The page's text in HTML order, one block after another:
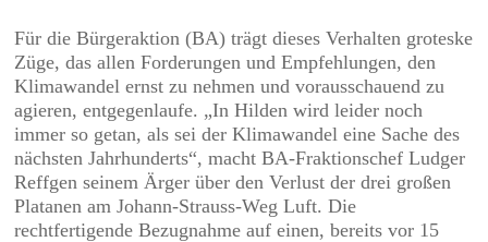
Für die Bürgeraktion (BA) trägt dieses Verhalten groteske
Züge, das allen Forderungen und Empfehlungen, den
Klimawandel ernst zu nehmen und vorausschauend zu
agieren, entgegenlaufe. „In Hilden wird leider noch
immer so getan, als sei der Klimawandel eine Sache des
nächsten Jahrhunderts“, macht BA-Fraktionschef Ludger
Reffgen seinem Ärger über den Verlust der drei großen
Platanen am Johann-Strauss-Weg Luft. Die
rechtfertigende Bezugnahme auf einen, bereits vor 15